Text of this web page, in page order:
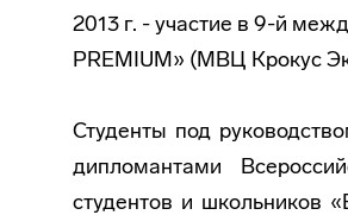
2013 г. - участие в 9-й
PREMIUM» (МВЦ Крокус
Студенты под
дипломантами
студентов и школьников